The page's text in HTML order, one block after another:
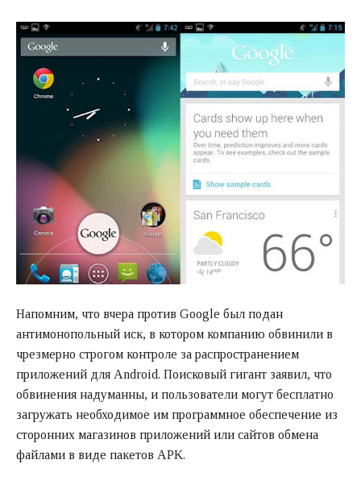
Напомним, что вчера против Google был подан
антимонопольный иск, в котором компанию обвинили в
чрезмерно строгом контроле за распространением
приложений для Android. Поисковый гигант заявил, что
обвинения надуманны, и пользователи могут бесплатно
загружать необходимое им программное обеспечение из
сторонних магазинов приложений или сайтов обмена
файлами в виде пакетов APK.